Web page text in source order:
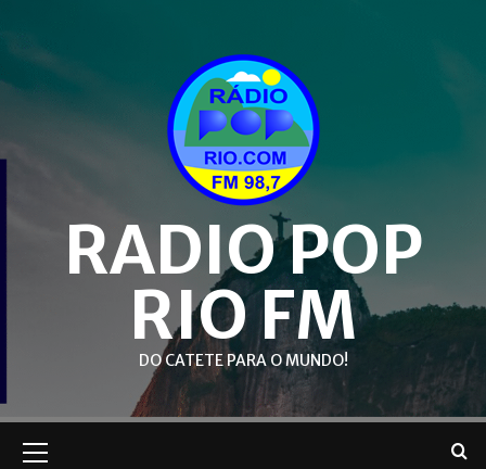
content
RADIO POP
RIO FM
DO CATETE PARA O MUNDO!
Menu